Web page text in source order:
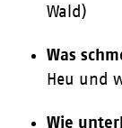
Wald)
Was
Heu und
Wie